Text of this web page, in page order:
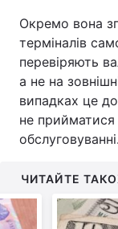
Окремо вона
терміналів
перевіряють
а не на
випадках це
не
обслуговуванні.
ЧИТАЙТЕ